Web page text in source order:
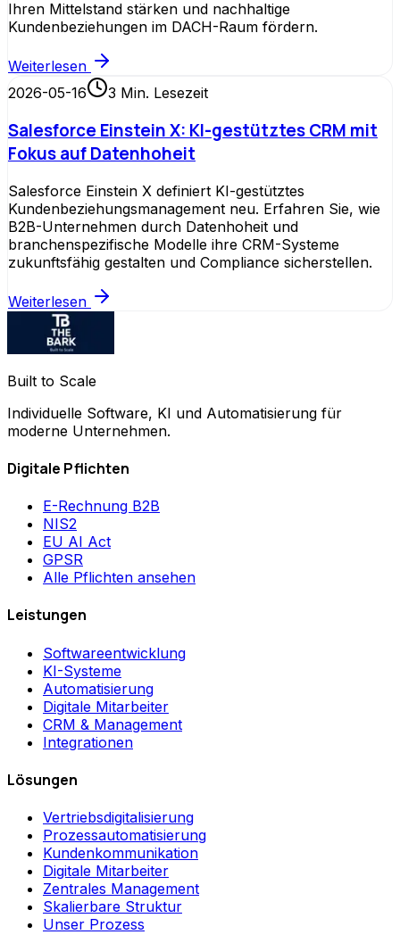
Ihren Mittelstand stärken und nachhaltige
Kundenbeziehungen im DACH-Raum fördern.
Weiterlesen
2026-05-16
3 Min. Lesezeit
Salesforce Einstein X: KI-gestütztes CRM mit
Fokus auf Datenhoheit
Salesforce Einstein X definiert KI-gestütztes
Kundenbeziehungsmanagement neu. Erfahren Sie, wie
B2B-Unternehmen durch Datenhoheit und
branchenspezifische Modelle ihre CRM-Systeme
zukunftsfähig gestalten und Compliance sicherstellen.
Weiterlesen
Built to Scale
Individuelle Software, KI und Automatisierung für
moderne Unternehmen.
Digitale Pflichten
E-Rechnung B2B
NIS2
EU AI Act
GPSR
Alle Pflichten ansehen
Leistungen
Softwareentwicklung
KI-Systeme
Automatisierung
Digitale Mitarbeiter
CRM & Management
Integrationen
Lösungen
Vertriebsdigitalisierung
Prozessautomatisierung
Kundenkommunikation
Digitale Mitarbeiter
Zentrales Management
Skalierbare Struktur
Unser Prozess